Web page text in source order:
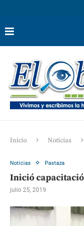
Inicio Noticias
Noticias Pastaza
Inició
julio 25, 2019